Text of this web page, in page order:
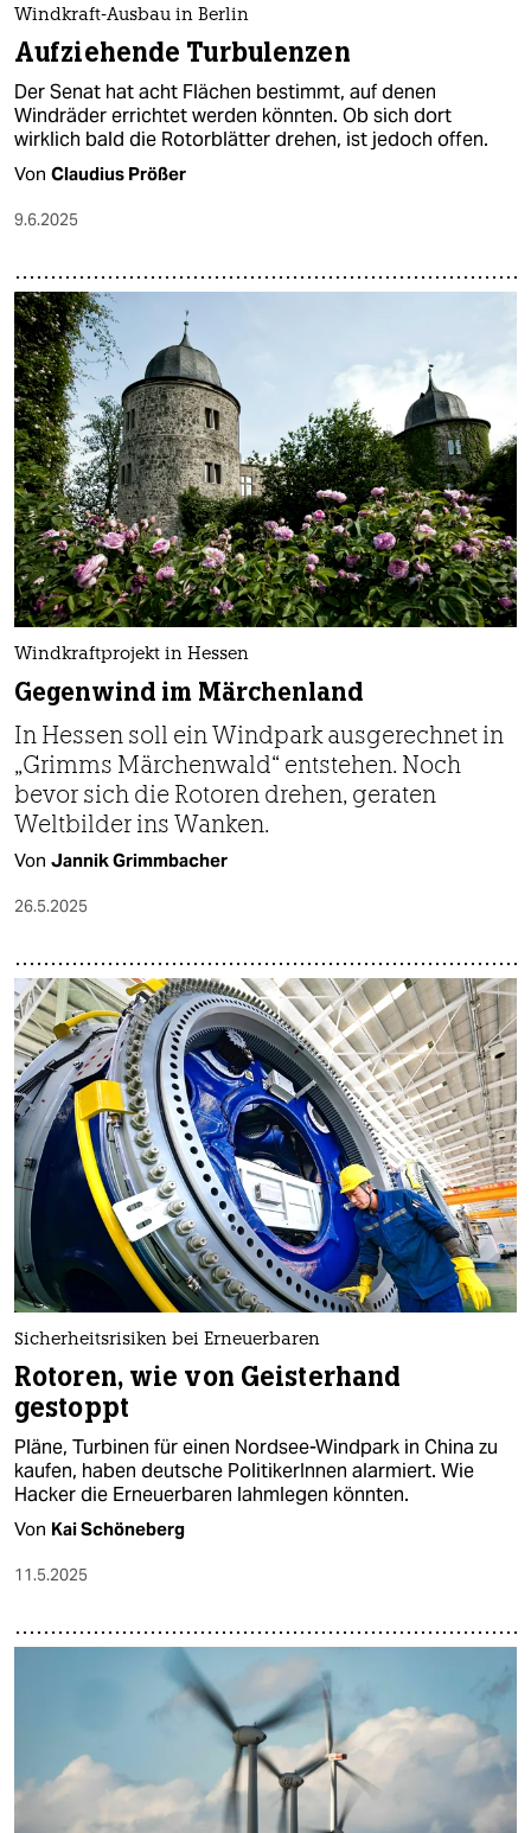
Windkraft-Ausbau in Berlin
Aufziehende Turbulenzen
Der Senat hat acht Flächen bestimmt, auf denen
Windräder errichtet werden könnten. Ob sich dort
wirklich bald die Rotorblätter drehen, ist jedoch offen.
Von Claudius Prößer
9.6.2025
Windkraftprojekt in Hessen
Gegenwind im Märchenland
In Hessen soll ein Windpark ausgerechnet in
„Grimms Märchenwald“ entstehen. Noch
bevor sich die Rotoren drehen, geraten
Weltbilder ins Wanken.
Von Jannik Grimmbacher
26.5.2025
Sicherheitsrisiken bei Erneuerbaren
Rotoren, wie von Geisterhand
gestoppt
Pläne, Turbinen für einen Nordsee-Windpark in China zu
kaufen, haben deutsche PolitikerInnen alarmiert. Wie
Hacker die Erneuerbaren lahmlegen könnten.
Von Kai Schöneberg
11.5.2025